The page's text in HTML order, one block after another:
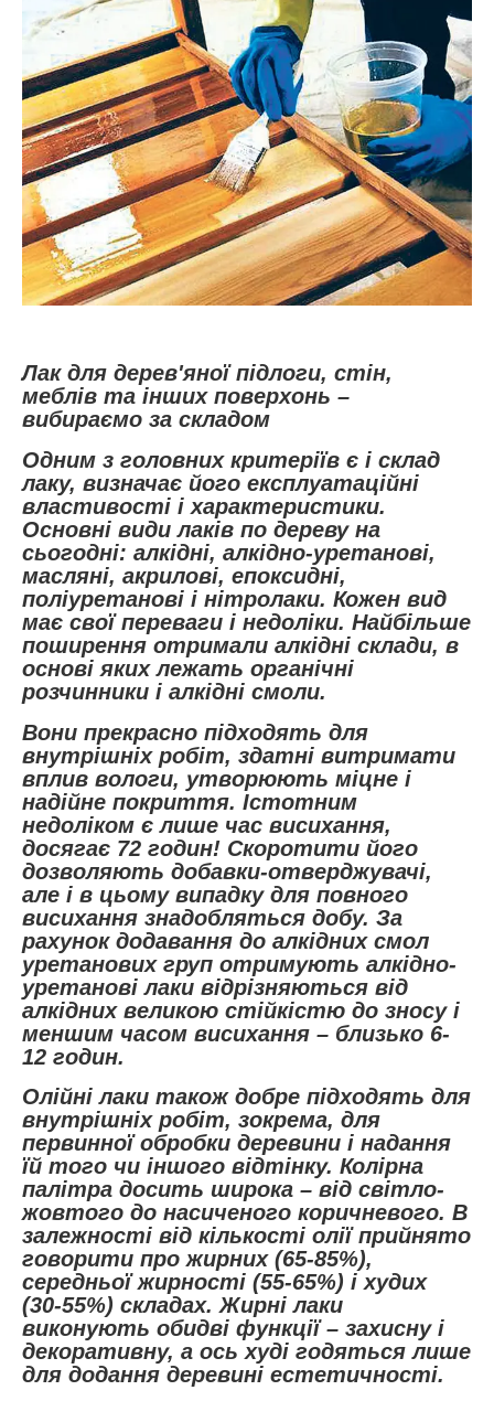
Лак для дерев'яної підлоги, стін,
меблів та інших поверхонь –
вибираємо за складом
Одним з головних критеріїв є і склад
лаку, визначає його експлуатаційні
властивості і характеристики.
Основні види лаків по дереву на
сьогодні: алкідні, алкідно-уретанові,
масляні, акрилові, епоксидні,
поліуретанові і нітролаки. Кожен вид
має свої переваги і недоліки. Найбільше
поширення отримали алкідні склади, в
основі яких лежать органічні
розчинники і алкідні смоли.
Вони прекрасно підходять для
внутрішніх робіт, здатні витримати
вплив вологи, утворюють міцне і
надійне покриття. Істотним
недоліком є лише час висихання,
досягає 72 годин! Скоротити його
дозволяють добавки-отверджувачі,
але і в цьому випадку для повного
висихання знадобляться добу. За
рахунок додавання до алкідних смол
уретанових груп отримують алкідно-
уретанові лаки відрізняються від
алкідних великою стійкістю до зносу і
меншим часом висихання – близько 6-
12 годин.
Олійні лаки також добре підходять для
внутрішніх робіт, зокрема, для
первинної обробки деревини і надання
їй того чи іншого відтінку. Колірна
палітра досить широка – від світло-
жовтого до насиченого коричневого. В
залежності від кількості олії прийнято
говорити про жирних (65-85%),
середньої жирності (55-65%) і худих
(30-55%) складах. Жирні лаки
виконують обидві функції – захисну і
декоративну, а ось худі годяться лише
для додання деревині естетичності.